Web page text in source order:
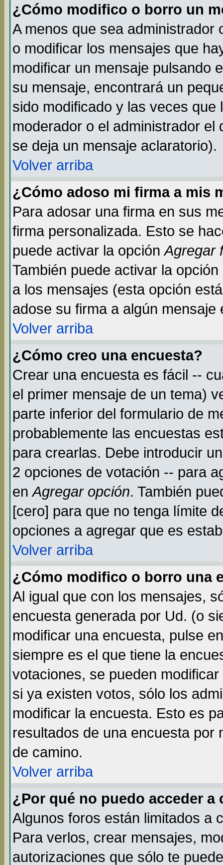
¿Cómo modifico o borro un
A menos que sea administrador
o modificar los mensajes que
modificar un mensaje pulsando
su mensaje, encontrará un
sido modificado y las veces
moderador o el administrador
se deja un mensaje aclaratorio).
Volver arriba
¿Cómo adoso mi firma a mis
Para adosar una firma en sus
firma personalizada. Esto se
puede activar la opciónAgregar
También puede activar la
a los mensajes (esta opción
adose su firma a algún mensaje
Volver arriba
¿Cómo creo una encuesta?
Crear una encuesta es fácil --
el primer mensaje de un tema)
parte inferior del formulario de
probablemente las encuestas
para crearlas. Debe introducir
2 opciones de votación -- para
enAgregar opción. También
[cero] para que no tenga límite
opciones a agregar que es
Volver arriba
¿Cómo modifico o borro una
Al igual que con los mensajes,
encuesta generada por Ud. (o
modificar una encuesta, pulse
siempre es el que tiene la
votaciones, se pueden
si ya existen votos, sólo los
modificar la encuesta. Esto es
resultados de una encuesta por
de camino.
Volver arriba
¿Por qué no puedo acceder a
Algunos foros están limitados a
Para verlos, crear mensajes,
autorizaciones que sólo te